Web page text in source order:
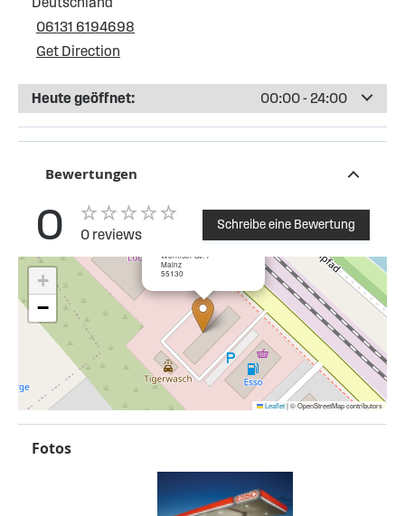
06131 6194698
Get Direction
Heute geöffnet: 00:00 - 24:00
Bewertungen
0 0 reviews
Schreibe eine Bewertung
Wormser Str. 7
Mainz
55130
×
+
−
Leaflet|© OpenStreetMap contributors
Fotos